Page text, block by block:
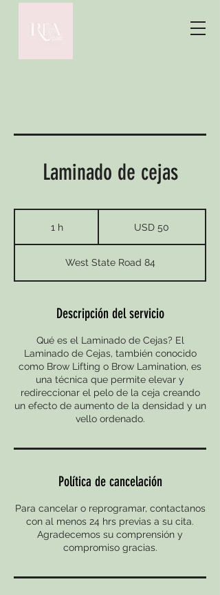
Laminado de cejas
1 h1
estadounidenses
USD 50
West State Road 84
Descripción del servicio
Qué es el Laminado de Cejas? El
Laminado de Cejas, también conocido
como Brow Lifting o Brow Lamination, es
una técnica que permite elevar y
redireccionar el pelo de la ceja creando
un efecto de aumento de la densidad y un
vello ordenado.
Política de cancelación
Para cancelar o reprogramar, contactanos
con al menos 24 hrs previas a su cita.
Agradecemos su comprensión y
compromiso gracias.